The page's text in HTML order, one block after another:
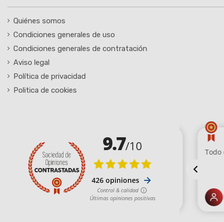
Quiénes somos
Condiciones generales de uso
Condiciones generales de contratación
Aviso legal
Política de privacidad
Politica de cookies